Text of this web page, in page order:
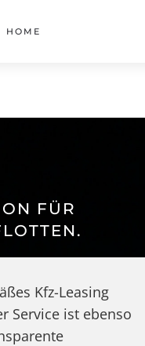
HOME
FÜR
Kfz-Leasing
Service ist ebenso